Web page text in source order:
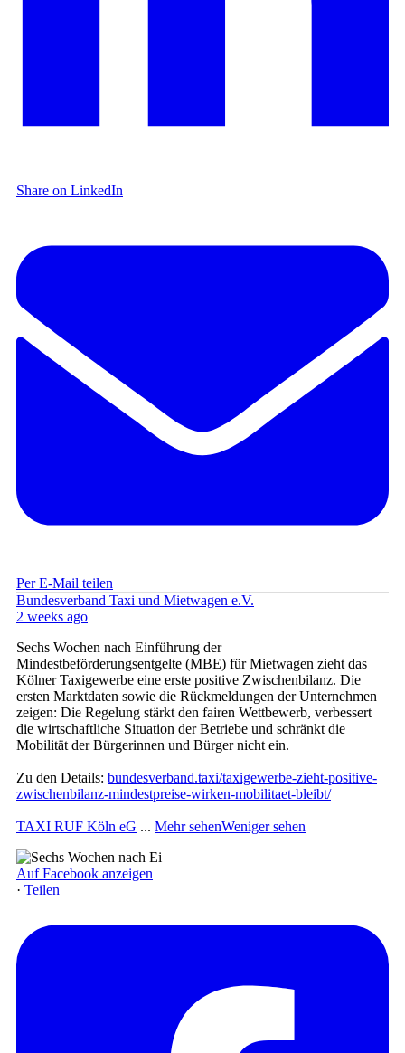
Share on LinkedIn
Per E-Mail teilen
Bundesverband Taxi und Mietwagen e.V.
2 weeks ago
Sechs Wochen nach Einführung der
Mindestbeförderungsentgelte (MBE) für Mietwagen zieht das
Kölner Taxigewerbe eine erste positive Zwischenbilanz. Die
ersten Marktdaten sowie die Rückmeldungen der Unternehmen
zeigen: Die Regelung stärkt den fairen Wettbewerb, verbessert
die wirtschaftliche Situation der Betriebe und schränkt die
Mobilität der Bürgerinnen und Bürger nicht ein.
Zu den Details: bundesverband.taxi/taxigewerbe-zieht-positive-
zwischenbilanz-mindestpreise-wirken-mobilitaet-bleibt/
TAXI RUF Köln eG ... Mehr sehenWeniger sehen
Auf Facebook anzeigen
· Teilen